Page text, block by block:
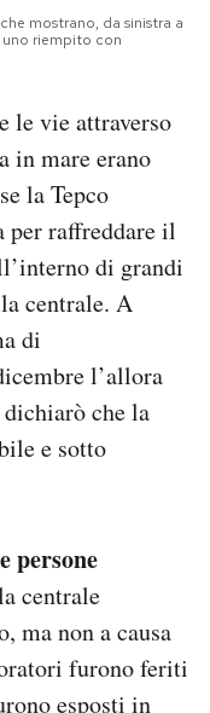
mostrano, da sinistra a
uno riempito con
le vie attraverso
in mare erano
la Tepco
per raffreddare il
di grandi
centrale. A
di
l’allora
che la
e sotto
persone
centrale
ma non a causa
furono feriti
esposti in